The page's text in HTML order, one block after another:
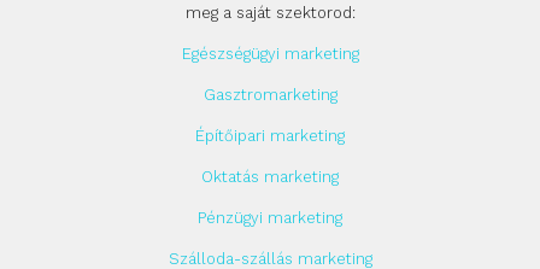
meg a saját szektorod:
Egészségügyi marketing
Gasztromarketing
Építőipari marketing
Oktatás marketing
Pénzügyi marketing
Szálloda-szállás marketing